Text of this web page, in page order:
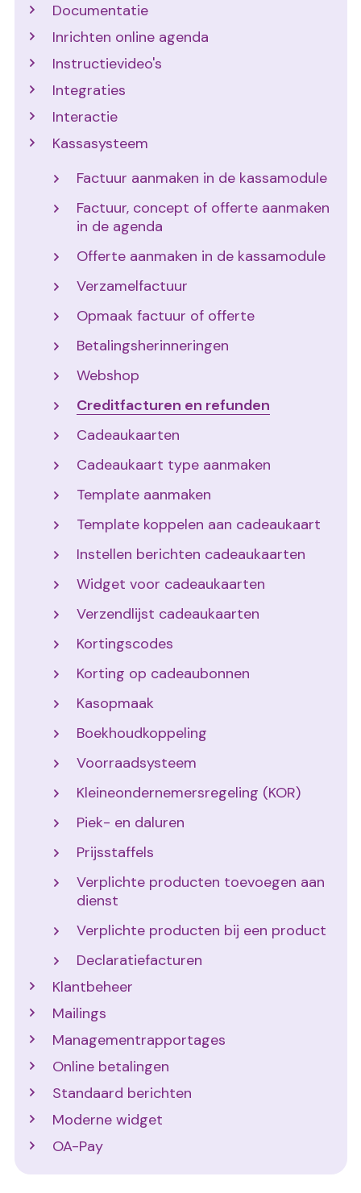
Documentatie
Inrichten online agenda
Instructievideo's
Integraties
Interactie
Kassasysteem
Factuur aanmaken in de kassamodule
Factuur, concept of offerte aanmaken
in de agenda
Offerte aanmaken in de kassamodule
Verzamelfactuur
Opmaak factuur of offerte
Betalingsherinneringen
Webshop
Creditfacturen en refunden
Cadeaukaarten
Cadeaukaart type aanmaken
Template aanmaken
Template koppelen aan cadeaukaart
Instellen berichten cadeaukaarten
Widget voor cadeaukaarten
Verzendlijst cadeaukaarten
Kortingscodes
Korting op cadeaubonnen
Kasopmaak
Boekhoudkoppeling
Voorraadsysteem
Kleineondernemersregeling (KOR)
Piek- en daluren
Prijsstaffels
Verplichte producten toevoegen aan
dienst
Verplichte producten bij een product
Declaratiefacturen
Klantbeheer
Mailings
Managementrapportages
Online betalingen
Standaard berichten
Moderne widget
OA-Pay